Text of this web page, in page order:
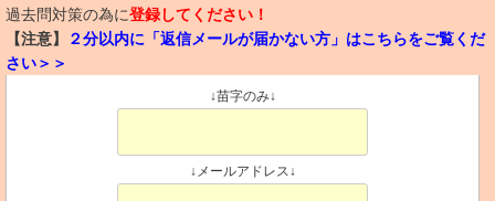
過去問対策の為に登録してください！
【注意】
２分以内に「返信メールが届かない方」はこちらをご覧くだ
さい＞＞
↓苗字のみ↓
↓メールアドレス↓